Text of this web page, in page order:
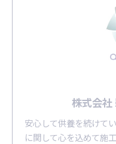
株式会社
安心して供養を続けて
に関して心を込めて施